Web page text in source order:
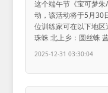
这个端午节《宝可梦
动，该活动将于5月30
位训练家可在以下地
珠蛛 北上乡：圆丝蛛
2025-12-31 03:30:04